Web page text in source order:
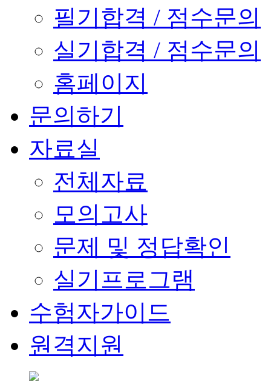
필기합격 / 점수문의
실기합격 / 점수문의
홈페이지
문의하기
자료실
전체자료
모의고사
문제 및 정답확인
실기프로그램
수험자가이드
원격지원